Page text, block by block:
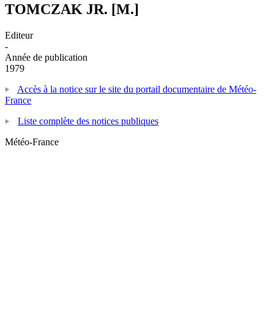
TOMCZAK JR. [M.]
Editeur
-
Année de publication
1979
Accès à la notice sur le site du portail documentaire de Météo-
France
Liste complète des notices publiques
Météo-France